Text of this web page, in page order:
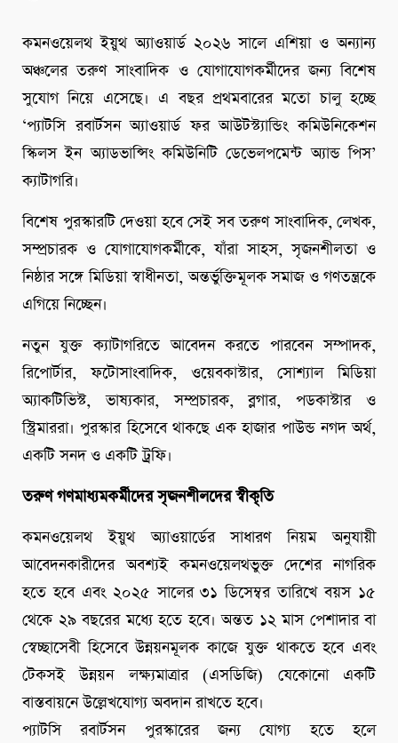
কমনওয়েলথ ইয়ুথ অ্যাওয়ার্ড ২০২৬ সালে এশিয়া ও অন্যান্য
অঞ্চলের তরুণ সাংবাদিক ও যোগাযোগকর্মীদের জন্য বিশেষ
সুযোগ নিয়ে এসেছে। এ বছর প্রথমবারের মতো চালু হচ্ছে
‘প্যাটসি রবার্টসন অ্যাওয়ার্ড ফর আউটস্ট্যান্ডিং কমিউনিকেশন
স্কিলস ইন অ্যাডভান্সিং কমিউনিটি ডেভেলপমেন্ট অ্যান্ড পিস’
ক্যাটাগরি।
বিশেষ পুরস্কারটি দেওয়া হবে সেই সব তরুণ সাংবাদিক, লেখক,
সম্প্রচারক ও যোগাযোগকর্মীকে, যাঁরা সাহস, সৃজনশীলতা ও
নিষ্ঠার সঙ্গে মিডিয়া স্বাধীনতা, অন্তর্ভুক্তিমূলক সমাজ ও গণতন্ত্রকে
এগিয়ে নিচ্ছেন।
নতুন যুক্ত ক্যাটাগরিতে আবেদন করতে পারবেন সম্পাদক,
রিপোর্টার, ফটোসাংবাদিক, ওয়েবকাস্টার, সোশ্যাল মিডিয়া
অ্যাকটিভিস্ট, ভাষ্যকার, সম্প্রচারক, ব্লগার, পডকাস্টার ও
স্ট্রিমাররা। পুরস্কার হিসেবে থাকছে এক হাজার পাউন্ড নগদ অর্থ,
একটি সনদ ও একটি ট্রফি।
তরুণ গণমাধ্যমকর্মীদের সৃজনশীলদের স্বীকৃতি
কমনওয়েলথ ইয়ুথ অ্যাওয়ার্ডের সাধারণ নিয়ম অনুযায়ী
আবেদনকারীদের অবশ্যই কমনওয়েলথভুক্ত দেশের নাগরিক
হতে হবে এবং ২০২৫ সালের ৩১ ডিসেম্বর তারিখে বয়স ১৫
থেকে ২৯ বছরের মধ্যে হতে হবে। অন্তত ১২ মাস পেশাদার বা
স্বেচ্ছাসেবী হিসেবে উন্নয়নমূলক কাজে যুক্ত থাকতে হবে এবং
টেকসই উন্নয়ন লক্ষ্যমাত্রার (এসডিজি) যেকোনো একটি
বাস্তবায়নে উল্লেখযোগ্য অবদান রাখতে হবে।
প্যাটসি রবার্টসন পুরস্কারের জন্য যোগ্য হতে হলে